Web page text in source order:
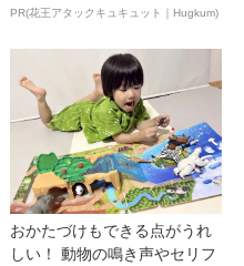
PR(花王アタックキュキュット｜Hugkum)
おかたづけもできる点がうれ
しい！ 動物の鳴き声やセリフ